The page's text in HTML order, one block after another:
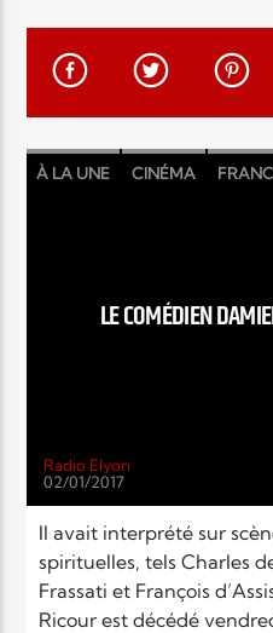
Radio Elyon
Elyon Rhema
À LA UNE CINÉMA
LE COMÉDIEN
Radio Elyon
02/01/2017
Il avait interprété sur
spirituelles, tels Charles
Frassati et François
Ricour est décédé